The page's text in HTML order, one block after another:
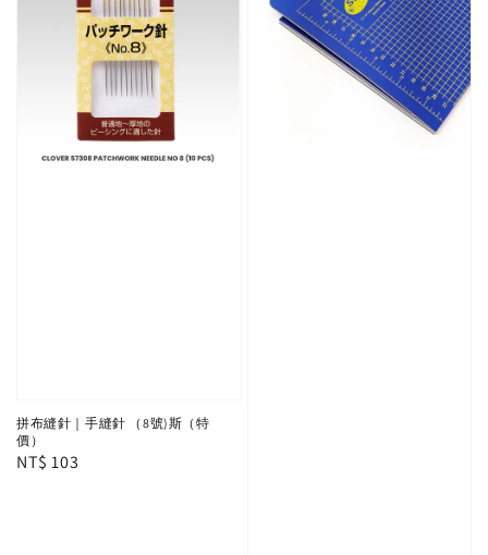
拼布縫針｜手縫針 （8號)斯（特
價）
Regular
NT$ 103